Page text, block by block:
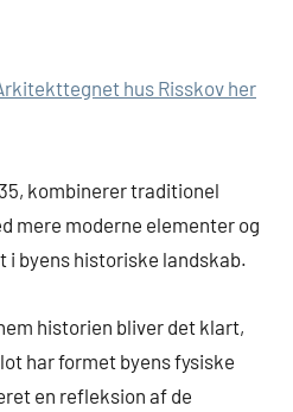
hus Risskov her
kombinerer traditionel
mere moderne elementer og
byens historiske landskab.
historien bliver det klart,
har formet byens fysiske
en refleksion af de